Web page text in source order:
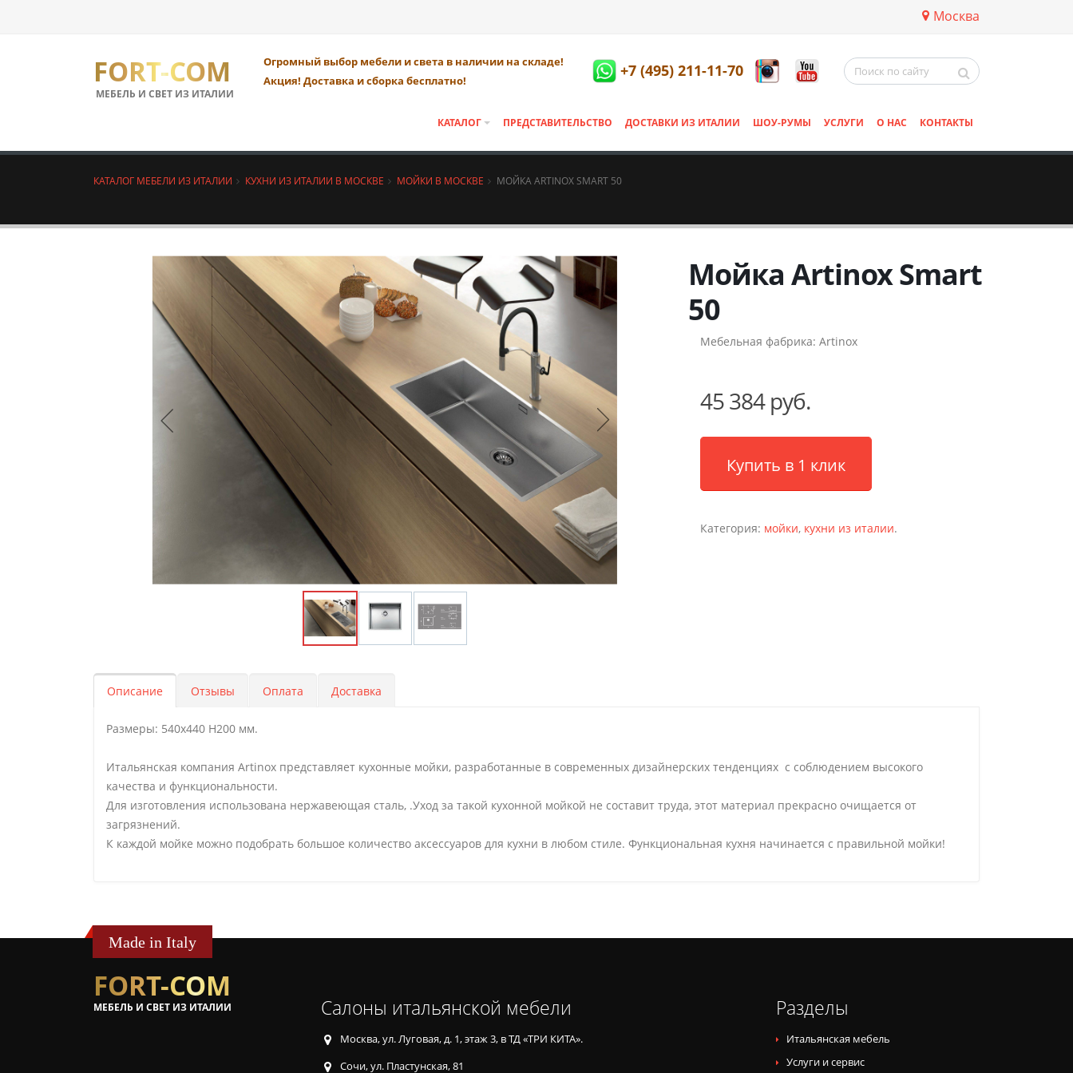
Москва
FORT-COM
МЕБЕЛЬ И СВЕТ ИЗ ИТАЛИИ
Огромный выбор мебели и света в наличии на складе!
Акция! Доставка и сборка бесплатно!
+7 (495) 211-11-70
КАТАЛОГ ПРЕДСТАВИТЕЛЬСТВО ДОСТАВКИ ИЗ ИТАЛИИ ШОУ-РУМЫ УСЛУГИ О НАС КОНТАКТЫ
КАТАЛОГ МЕБЕЛИ ИЗ ИТАЛИИ КУХНИ ИЗ ИТАЛИИ В МОСКВЕ МОЙКИ В МОСКВЕ МОЙКА ARTINOX SMART 50
Мойка Artinox Smart
50
Мебельная фабрика: Artinox
45 384 руб.
Купить в 1 клик
Категория: мойки, кухни из италии.
Описание Отзывы Оплата Доставка
Размеры: 540х440 H200 мм.
Итальянская компания Artinox представляет кухонные мойки, разработанные в современных дизайнерских тенденциях с соблюдением высокого
качества и функциональности.
Для изготовления использована нержавеющая сталь, .Уход за такой кухонной мойкой не составит труда, этот материал прекрасно очищается от
загрязнений.
К каждой мойке можно подобрать большое количество аксессуаров для кухни в любом стиле. Функциональная кухня начинается с правильной мойки!
Made in Italy
FORT-COM
МЕБЕЛЬ И СВЕТ ИЗ ИТАЛИИ Салоны итальянской мебели
Москва, ул. Луговая, д. 1, этаж 3, в ТД «ТРИ КИТА».
Сочи, ул. Пластунская, 81
Разделы
Итальянская мебель
Услуги и сервис